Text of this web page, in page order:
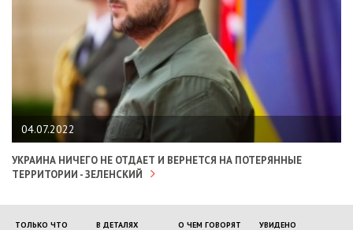
04.07.2022
УКРАИНА НИЧЕГО НЕ ОТДАЕТ И ВЕРНЕТСЯ НА ПОТЕРЯННЫЕ
ТЕРРИТОРИИ - ЗЕЛЕНСКИЙ
ТОЛЬКО ЧТО В ДЕТАЛЯХ О ЧЕМ ГОВОРЯТ УВИДЕНО